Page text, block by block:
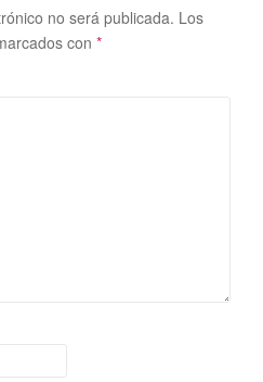
no será publicada. Los
con *